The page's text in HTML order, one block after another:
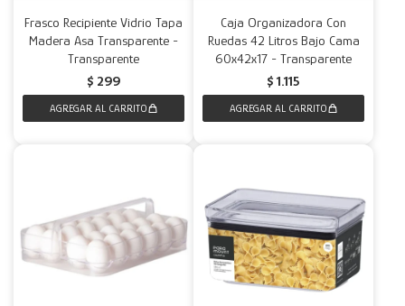
Frasco Recipiente Vidrio Tapa
Madera Asa Transparente -
Transparente
$ 299
Caja Organizadora Con
Ruedas 42 Litros Bajo Cama
60x42x17 - Transparente
$ 1.115